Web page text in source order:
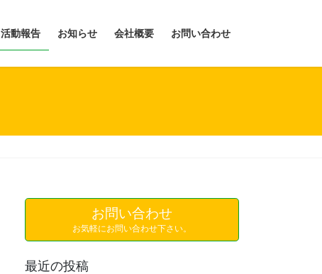
活動報告 お知らせ 会社概要 お問い合わせ
お問い合わせ
お気軽にお問い合わせ下さい。
最近の投稿